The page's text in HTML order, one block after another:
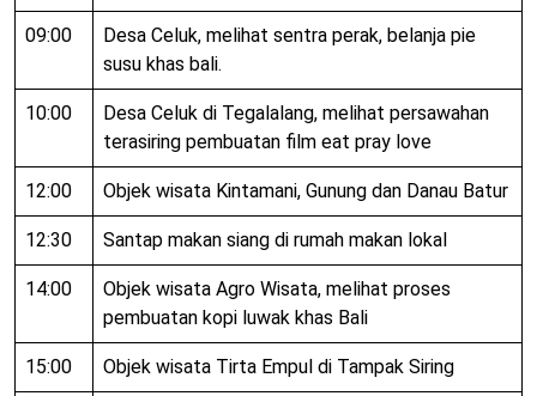
09:00
Desa Celuk, melihat sentra perak, belanja pie
susu khas bali.
10:00
Desa Celuk di Tegalalang, melihat persawahan
terasiring pembuatan film eat pray love
12:00 Objek wisata Kintamani, Gunung dan Danau Batur
12:30 Santap makan siang di rumah makan lokal
14:00
Objek wisata Agro Wisata, melihat proses
pembuatan kopi luwak khas Bali
15:00 Objek wisata Tirta Empul di Tampak Siring